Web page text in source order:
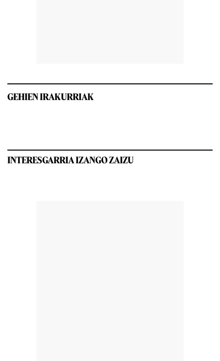
GEHIEN IRAKURRIAK
INTERESGARRIA IZANGO ZAIZU